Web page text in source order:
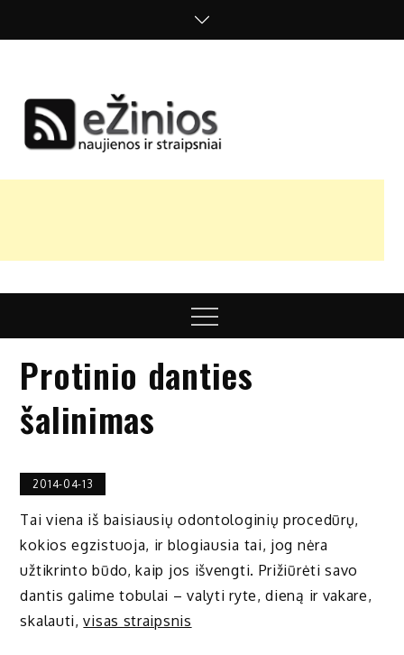
nuomonės
Menu
Protinio danties
šalinimas
2014-04-13
Tai viena iš baisiausių odontologinių procedūrų,
kokios egzistuoja, ir blogiausia tai, jog nėra
užtikrinto būdo, kaip jos išvengti. Prižiūrėti savo
dantis galime tobulai – valyti ryte, dieną ir vakare,
skalauti,visas straipsnis